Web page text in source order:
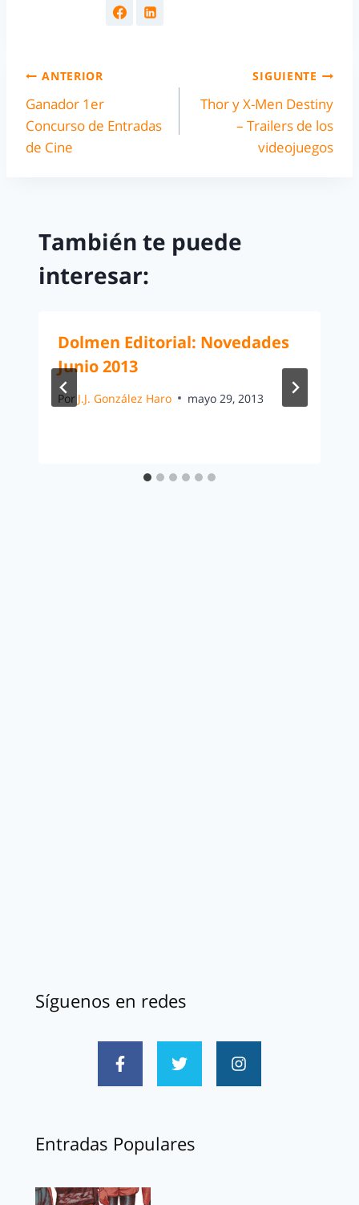
ANTERIOR
Ganador 1er
Concurso de Entradas
de Cine
SIGUIENTE
Thor y X-Men Destiny
– Trailers de los
videojuegos
También te puede
interesar:
Dolmen Editorial: Novedades
Junio 2013
Por J.J. González Haro mayo 29, 2013
Síguenos en redes
Entradas Populares